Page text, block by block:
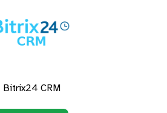
Bitrix24 CRM